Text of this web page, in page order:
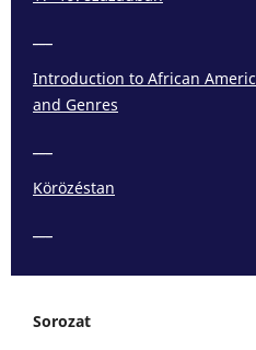
Introduction to African
and Genres
Körözéstan
Sorozat